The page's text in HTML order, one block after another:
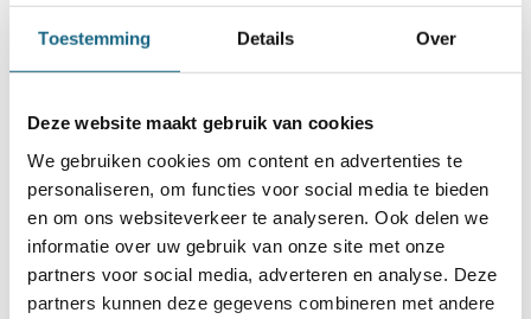
Toestemming Details Over
Deze website maakt gebruik van cookies
We gebruiken cookies om content en advertenties te
personaliseren, om functies voor social media te bieden
en om ons websiteverkeer te analyseren. Ook delen we
informatie over uw gebruik van onze site met onze
partners voor social media, adverteren en analyse. Deze
partners kunnen deze gegevens combineren met andere
Categorie
Bondsnieuws
Deel dit stuk